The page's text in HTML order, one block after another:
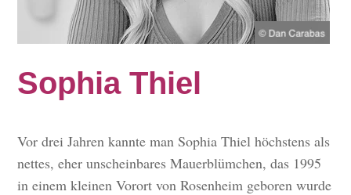
Sophia Thiel
Vor drei Jahren kannte man Sophia Thiel höchstens als
nettes, eher unscheinbares Mauerblümchen, das 1995
in einem kleinen Vorort von Rosenheim geboren wurde